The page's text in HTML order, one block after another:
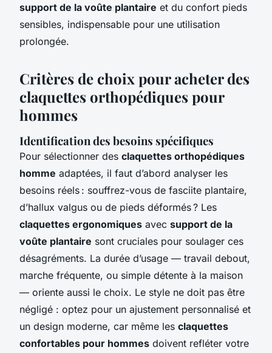
support de la voûte plantaire et du confort pieds
sensibles, indispensable pour une utilisation
prolongée.
Critères de choix pour acheter des
claquettes orthopédiques pour
hommes
Identification des besoins spécifiques
Pour sélectionner des claquettes orthopédiques
homme adaptées, il faut d’abord analyser les
besoins réels : souffrez-vous de fasciite plantaire,
d’hallux valgus ou de pieds déformés ? Les
claquettes ergonomiques avec support de la
voûte plantaire sont cruciales pour soulager ces
désagréments. La durée d’usage — travail debout,
marche fréquente, ou simple détente à la maison
— oriente aussi le choix. Le style ne doit pas être
négligé : optez pour un ajustement personnalisé et
un design moderne, car même les claquettes
confortables pour hommes doivent refléter votre